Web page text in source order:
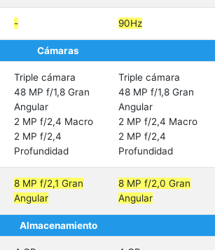
- 90Hz
Cámaras
Triple cámara
48 MP f/1,8 Gran
Angular
2 MP f/2,4 Macro
2 MP f/2,4
Profundidad
Triple cámara
48 MP f/1,8 Gran
Angular
2 MP f/2,4 Macro
2 MP f/2,4
Profundidad
8 MP f/2,1 Gran
Angular
8 MP f/2,0 Gran
Angular
Almacenamiento